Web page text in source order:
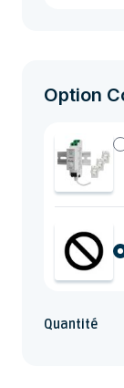
Option
Quantité